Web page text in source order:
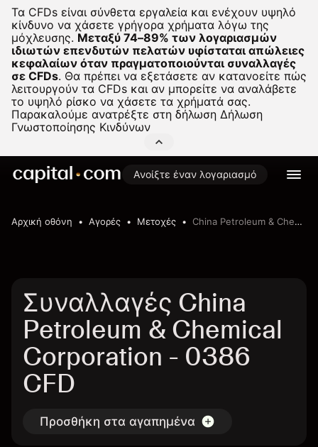
Τα CFDs είναι σύνθετα εργαλεία και ενέχουν υψηλό
κίνδυνο να χάσετε γρήγορα χρήματα λόγω της
μόχλευσης. Μεταξύ 74–89% των λογαριασμών
ιδιωτών επενδυτών πελατών υφίσταται απώλειες
κεφαλαίων όταν πραγματοποιούνται συναλλαγές
σε CFDs. Θα πρέπει να εξετάσετε αν κατανοείτε πώς
λειτουργούν τα CFDs και αν μπορείτε να αναλάβετε
το υψηλό ρίσκο να χάσετε τα χρήματά σας.
Παρακαλούμε ανατρέξτε στη δήλωση Δήλωση
Γνωστοποίησης Κινδύνων
Ανοίξτε έναν λογαριασμό
Αρχική οθόνη Αγορές Μετοχές China Petroleum & Chemical Corporation
Συναλλαγές China
Petroleum & Chemical
Corporation - 0386
CFD
Προσθήκη στα αγαπημένα